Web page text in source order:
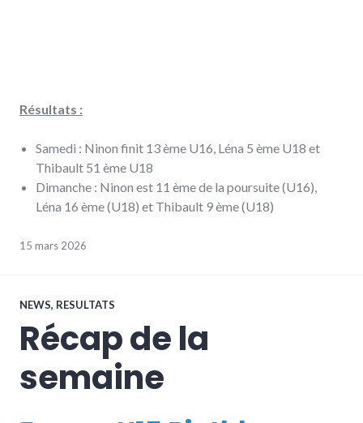
Résultats :
Samedi : Ninon finit 13 ème U16, Léna 5 ème U18 et
Thibault 51 ème U18
Dimanche : Ninon est 11 ème de la poursuite (U16),
Léna 16 ème (U18) et Thibault 9 ème (U18)
15 mars 2026
NEWS, RESULTATS
Récap de la
semaine